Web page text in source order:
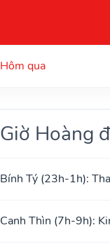
Hôm qua
Giờ Hoàng
Bính Tý (23h-1h):
Canh Thìn (7h-9h):